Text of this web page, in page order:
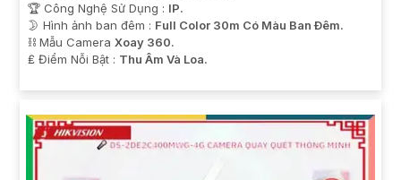
🏆 Công Nghệ Sử Dụng : IP.
🌛 Hình ảnh ban đêm : Full Color 30m Có Màu Ban Ðêm.
⛓ Mẫu Camera Xoay 360.
️₤ Điểm Nỗi Bật : Thu Âm Và Loa.